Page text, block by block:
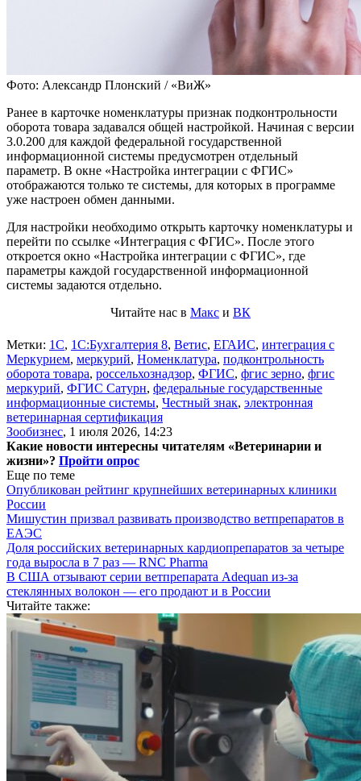
Фото: Александр Плонский / «ВиЖ»
Ранее в карточке номенклатуры признак подконтрольности
оборота товара задавался общей настройкой. Начиная с версии
3.0.200 для каждой федеральной государственной
информационной системы предусмотрен отдельный
параметр. В окне «Настройка интеграции с ФГИС»
отображаются только те системы, для которых в программе
уже настроен обмен данными.
Для настройки необходимо открыть карточку номенклатуры и
перейти по ссылке «Интеграция с ФГИС». После этого
откроется окно «Настройка интеграции с ФГИС», где
параметры каждой государственной информационной
системы задаются отдельно.
Читайте нас в Макс и ВК
Метки: 1С, 1С:Бухгалтерия 8, Ветис, ЕГАИС, интеграция с
Меркурием, меркурий, Номенклатура, подконтрольность
оборота товара, россельхознадзор, ФГИС, фгис зерно, фгис
меркурий, ФГИС Сатурн, федеральные государственные
информационные системы, Честный знак, электронная
ветеринарная сертификация
Зообизнес, 1 июля 2026, 14:23
Какие новости интересны читателям «Ветеринарии и
жизни»? Пройти опрос
Еще по теме
Опубликован рейтинг крупнейших ветеринарных клиники
России
Мишустин призвал развивать производство ветпрепаратов в
ЕАЭС
Доля российских ветеринарных кардиопрепаратов за четыре
года выросла в 7 раз — RNC Pharma
В США отзывают серии ветпрепарата Adequan из-за
стеклянных волокон — его продают и в России
Читайте также: